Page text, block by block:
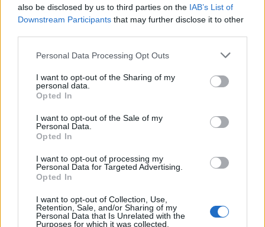
also be disclosed by us to third parties on the IAB’s List of
Downstream Participants that may further disclose it to other
Please note that this website/app uses one or more Google
not limited to your visit or usage behaviour. You may click to
grant or deny consent to Google and its third-party tags to
use your data for below specified purposes in below Google
consent section.
Personal Data Processing Opt Outs
I want to opt-out of the Sharing of my
personal data.
Opted In
I want to opt-out of the Sale of my
Personal Data.
Opted In
I want to opt-out of processing my
Personal Data for Targeted Advertising.
Opted In
I want to opt-out of Collection, Use,
Retention, Sale, and/or Sharing of my
Personal Data that Is Unrelated with the
Purposes for which it was collected.
εκπλήξεις.